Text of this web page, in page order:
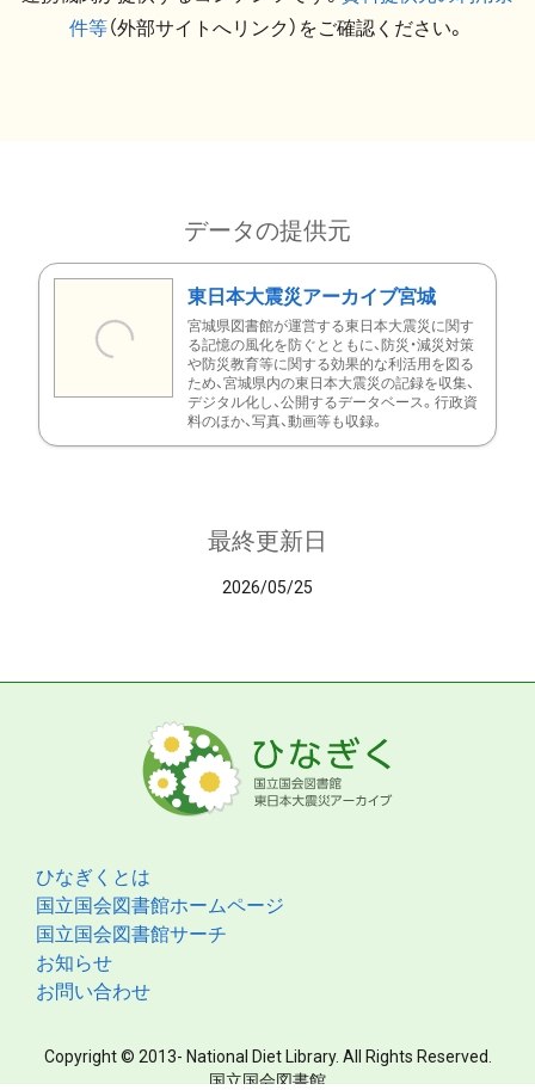
件等（外部サイトへリンク）をご確認ください。
データの提供元
東日本大震災アーカイブ宮城
宮城県図書館が運営する東日本大震災に関す
る記憶の風化を防ぐとともに、防災・減災対策
や防災教育等に関する効果的な利活用を図る
ため、宮城県内の東日本大震災の記録を収集、
デジタル化し、公開するデータベース。行政資
料のほか、写真、動画等も収録。
最終更新日
2026/05/25
ひなぎくとは
国立国会図書館ホームページ
国立国会図書館サーチ
お知らせ
お問い合わせ
Copyright © 2013- National Diet Library. All Rights Reserved.